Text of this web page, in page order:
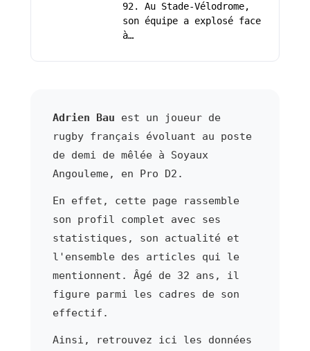
92. Au Stade-Vélodrome,
son équipe a explosé face
à…
Adrien Bau est un joueur de
rugby français évoluant au poste
de demi de mêlée à Soyaux
Angouleme, en Pro D2.
En effet, cette page rassemble
son profil complet avec ses
statistiques, son actualité et
l'ensemble des articles qui le
mentionnent. Âgé de 32 ans, il
figure parmi les cadres de son
effectif.
Ainsi, retrouvez ici les données